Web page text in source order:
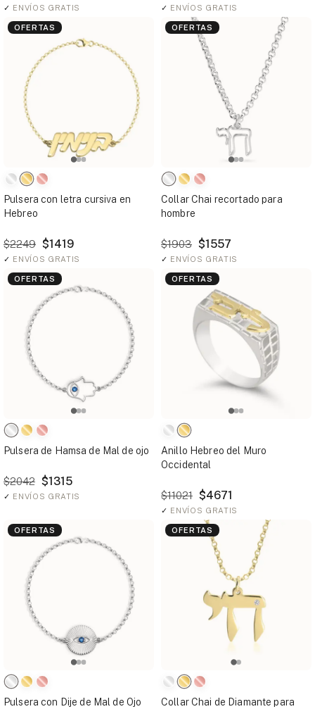
✓ ENVÍOS GRATIS ✓ ENVÍOS GRATIS
OFERTAS
Pulsera con letra cursiva en
Hebreo
$2249 $1419
✓ ENVÍOS GRATIS
OFERTAS
Collar Chai recortado para
hombre
$1903 $1557
✓ ENVÍOS GRATIS
OFERTAS
Pulsera de Hamsa de Mal de ojo
$2042 $1315
✓ ENVÍOS GRATIS
OFERTAS
Anillo Hebreo del Muro
Occidental
$11021 $4671
✓ ENVÍOS GRATIS
OFERTAS
Pulsera con Dije de Mal de Ojo
OFERTAS
Collar Chai de Diamante para